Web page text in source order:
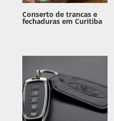
Conserto de trancas e
fechaduras em Curitiba